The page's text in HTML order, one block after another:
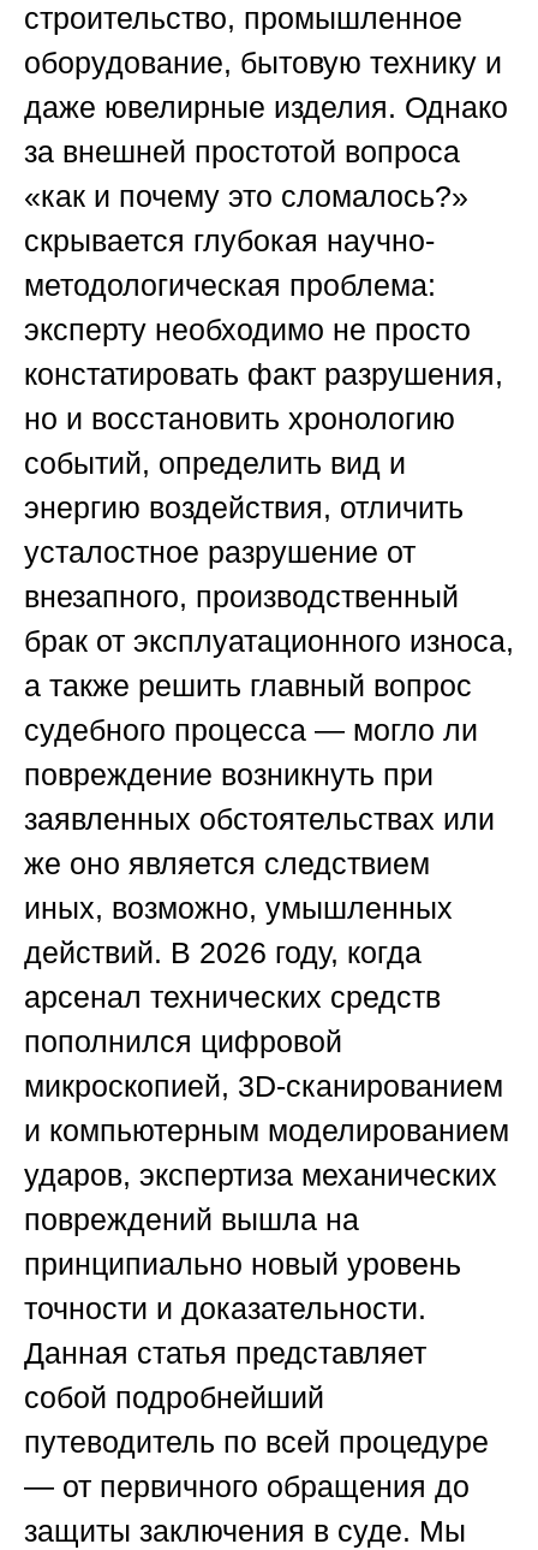
строительство, промышленное
оборудование, бытовую технику и
даже ювелирные изделия. Однако
за внешней простотой вопроса
«как и почему это сломалось?»
скрывается глубокая научно-
методологическая проблема:
эксперту необходимо не просто
констатировать факт разрушения,
но и восстановить хронологию
событий, определить вид и
энергию воздействия, отличить
усталостное разрушение от
внезапного, производственный
брак от эксплуатационного износа,
а также решить главный вопрос
судебного процесса — могло ли
повреждение возникнуть при
заявленных обстоятельствах или
же оно является следствием
иных, возможно, умышленных
действий. В 2026 году, когда
арсенал технических средств
пополнился цифровой
микроскопией, 3D-сканированием
и компьютерным моделированием
ударов, экспертиза механических
повреждений вышла на
принципиально новый уровень
точности и доказательности.
Данная статья представляет
собой подробнейший
путеводитель по всей процедуре
— от первичного обращения до
защиты заключения в суде. Мы